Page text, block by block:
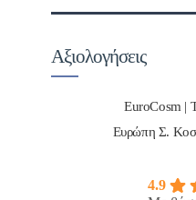
Αξιολογήσεις
EuroCosm |
Ευρώπη Σ.
4.9